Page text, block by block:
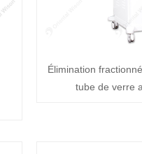
Élimination
tube de verre